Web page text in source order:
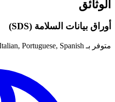
الوثائق
أوراق بيانات السلامة (SDS)
متوفر بـ English, French, German, Italian, Portuguese, Spanish.